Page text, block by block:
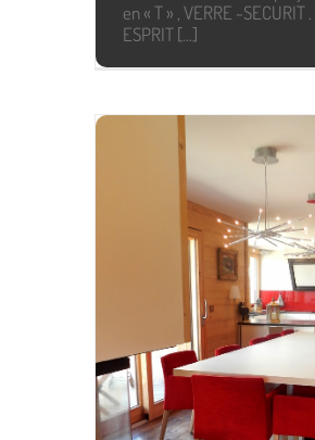
en « T » , VERRE -SECURIT
ESPRIT [...]